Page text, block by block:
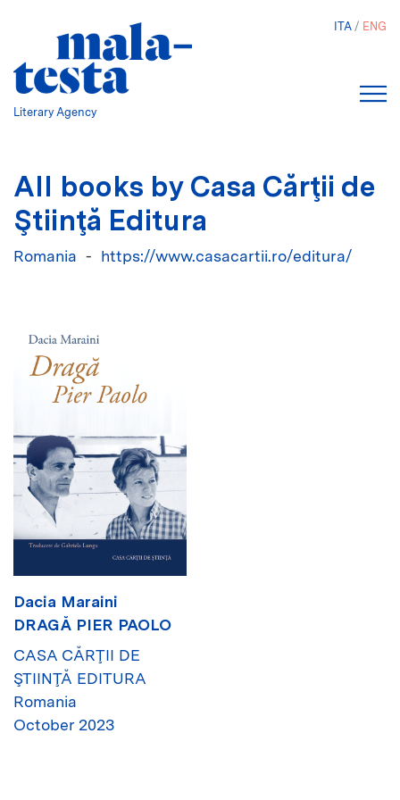
Literary Agency
ITA ENG
All books by Casa Cărţii de
Ştiinţă Editura
Romania https://www.casacartii.ro/editura/
Dacia Maraini
DRAGĂ PIER PAOLO
CASA CĂRŢII DE
ŞTIINŢĂ EDITURA
Romania
October 2023